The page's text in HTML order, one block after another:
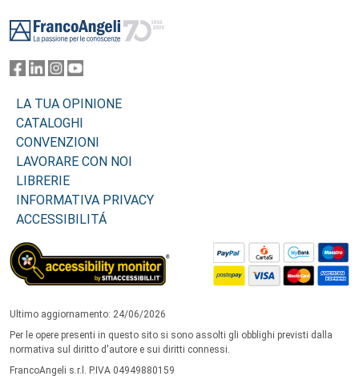
LA TUA OPINIONE
CATALOGHI
CONVENZIONI
LAVORARE CON NOI
LIBRERIE
INFORMATIVA PRIVACY
ACCESSIBILITÁ
Ultimo aggiornamento: 24/06/2026
Per le opere presenti in questo sito si sono assolti gli obblighi previsti dalla
normativa sul diritto d'autore e sui diritti connessi.
FrancoAngeli s.r.l. P.IVA 04949880159